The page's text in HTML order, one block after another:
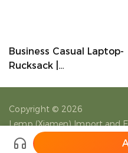
Business Casual Laptop-
Rucksack |
Großhandelsangebote
Copyright © 2026
Lemp (Xiamen) Import and
|